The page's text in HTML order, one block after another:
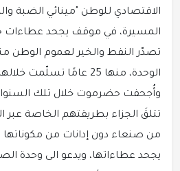
الاقتصادي للوطن "مينائي الضبة
المسيرة، في موقف يجحد
الوحدة، منها 25 عامًا
وأُجحفت حضرموت خلال تلك
تتلقَ الجزاء بطريقتهم الخاصة عبر
من صنعاء دون إدانات من
يجحد عطاءاتها، ويدعو الى وحدة